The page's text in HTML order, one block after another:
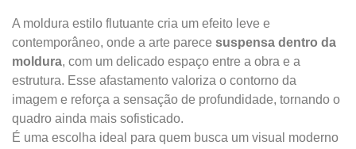
A moldura estilo flutuante cria um efeito leve e
contemporâneo, onde a arte parece suspensa dentro da
moldura, com um delicado espaço entre a obra e a
estrutura. Esse afastamento valoriza o contorno da
imagem e reforça a sensação de profundidade, tornando o
quadro ainda mais sofisticado.
É uma escolha ideal para quem busca um visual moderno